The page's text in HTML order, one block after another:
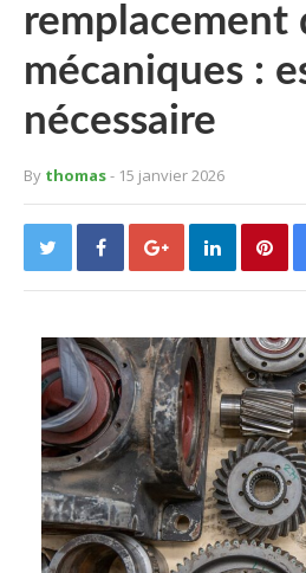
remplacement
mécaniques :
nécessaire
By thomas- 15 janvier 2026